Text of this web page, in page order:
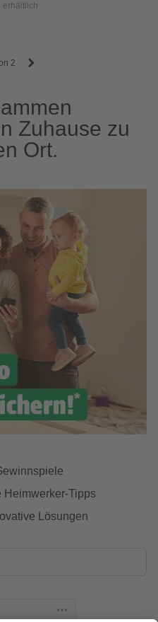
erhältlich
2
Zuhause zu
Ort.
Heimwerker-Tipps
Lösungen